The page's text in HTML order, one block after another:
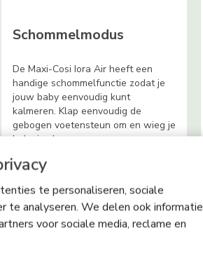
te personaliseren, sociale
te analyseren. We delen ook informatie
voor sociale media, reclame en
Schommelmodus
De Maxi-Cosi Iora Air heeft een
handige schommelfunctie zodat je
jouw baby eenvoudig kunt
kalmeren. Klap eenvoudig de
gebogen voetensteun om en wieg je
baby in slaap.